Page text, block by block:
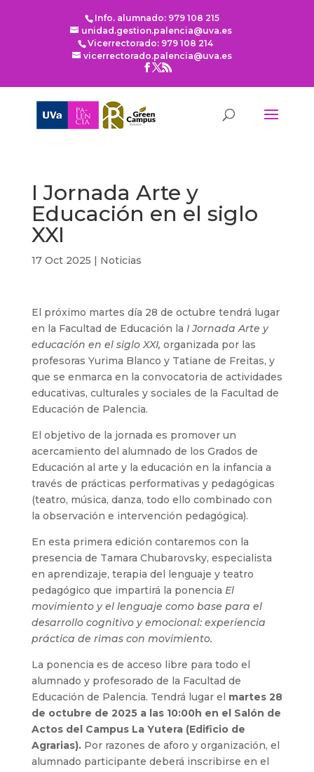
Info. alumnado: 979 108 215
unidad.gestion.palencia@uva.es
Vicerrectorado: 979 108 214
vicerrectorado.palencia@uva.es
I Jornada Arte y
Educación en el siglo
XXI
17 Oct 2025 | Noticias
El próximo martes día 28 de octubre tendrá lugar
en la Facultad de Educación la I Jornada Arte y
educación en el siglo XXI, organizada por las
profesoras Yurima Blanco y Tatiane de Freitas, y
que se enmarca en la convocatoria de actividades
educativas, culturales y sociales de la Facultad de
Educación de Palencia.
El objetivo de la jornada es promover un
acercamiento del alumnado de los Grados de
Educación al arte y la educación en la infancia a
través de prácticas performativas y pedagógicas
(teatro, música, danza, todo ello combinado con
la observación e intervención pedagógica).
En esta primera edición contaremos con la
presencia de Tamara Chubarovsky, especialista
en aprendizaje, terapia del lenguaje y teatro
pedagógico que impartirá la ponencia El
movimiento y el lenguaje como base para el
desarrollo cognitivo y emocional: experiencia
práctica de rimas con movimiento.
La ponencia es de acceso libre para todo el
alumnado y profesorado de la Facultad de
Educación de Palencia. Tendrá lugar el martes 28
de octubre de 2025 a las 10:00h en el Salón de
Actos del Campus La Yutera (Edificio de
Agrarias).Por razones de aforo y organización, el
alumnado participante deberá inscribirse en el